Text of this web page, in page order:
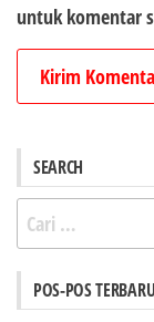
untuk komentar
SEARCH
Cari
untuk:
POS-POS TERBARU